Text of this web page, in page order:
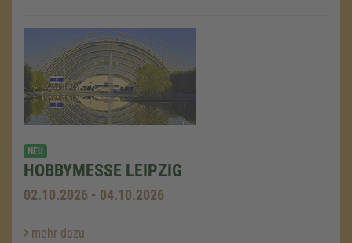
NEU
HOBBYMESSE LEIPZIG
02.10.2026 - 04.10.2026
mehr dazu